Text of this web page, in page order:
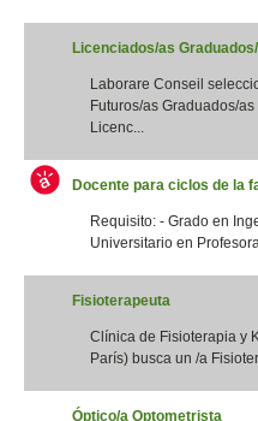
Licenciados/as
Laborare Conseil
Futuros/as Graduados/
Licenc...
Docente para ciclos de la
Requisito: - Grado en
Universitario en
Fisioterapeuta
Clínica de Fisioterapia y
París) busca un /a
Óptico/a Optometrista